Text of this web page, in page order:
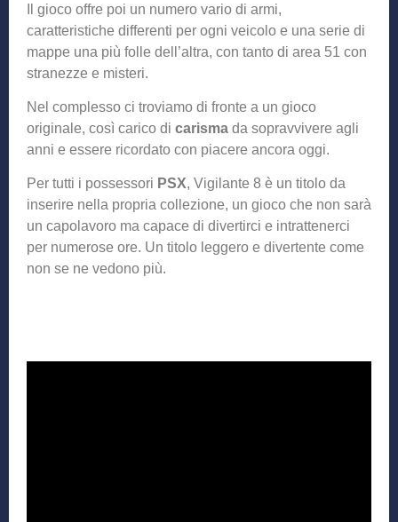
Il gioco offre poi un numero vario di armi,
caratteristiche differenti per ogni veicolo e una serie di
mappe una più folle dell’altra, con tanto di area 51 con
stranezze e misteri.
Nel complesso ci troviamo di fronte a un gioco
originale, così carico di carisma da sopravvivere agli
anni e essere ricordato con piacere ancora oggi.
Per tutti i possessori PSX, Vigilante 8 è un titolo da
inserire nella propria collezione, un gioco che non sarà
un capolavoro ma capace di divertirci e intrattenerci
per numerose ore. Un titolo leggero e divertente come
non se ne vedono più.